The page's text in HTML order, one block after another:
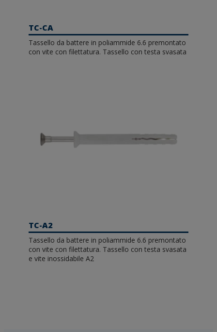
TC-CA
Tassello da battere in poliammide 6.6 premontato
con vite con filettatura. Tassello con testa svasata
TC-A2
Tassello da battere in poliammide 6.6 premontato
con vite con filettatura. Tassello con testa svasata
e vite inossidabile A2